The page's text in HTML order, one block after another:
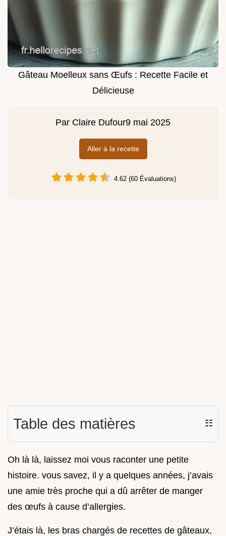
Gâteau Moelleux sans Œufs : Recette Facile et
Délicieuse
Par Claire Dufour9 mai 2025
Aller à la recette
4.62 (60 Évaluations)
Table des matières ☷
Oh là là, laissez moi vous raconter une petite
histoire. vous savez, il y a quelques années, j’avais
une amie très proche qui a dû arrêter de manger
des œufs à cause d’allergies.
J’étais là, les bras chargés de recettes de gâteaux,